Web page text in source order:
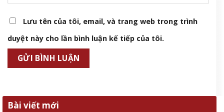
Lưu tên của tôi, email, và trang web trong trình
duyệt này cho lần bình luận kế tiếp của tôi.
Bài viết mới